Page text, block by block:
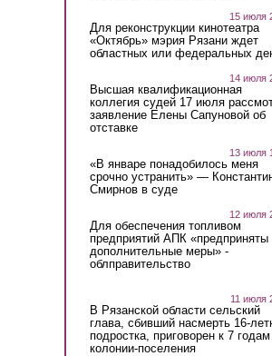
15 июля
Для реконструкции кинотеатра
«Октябрь» мэрия Рязани ждет
областных или федеральных
14 июля
Высшая квалификационная
коллегия судей 17 июля
заявление Елены Сапуновой об
отставке
13 июля
«В январе понадобилось меня
срочно устранить» —
Смирнов в суде
12 июля
Для обеспечения топливом
предприятий АПК «предприняты
дополнительные меры» -
облправительство
11 июля
В Рязанской области сельский
глава, сбивший насмерть 16-
подростка, приговорен к 7 годам
колонии-поселения